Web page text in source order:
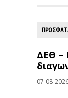
ΔΕΘ –
07-08-